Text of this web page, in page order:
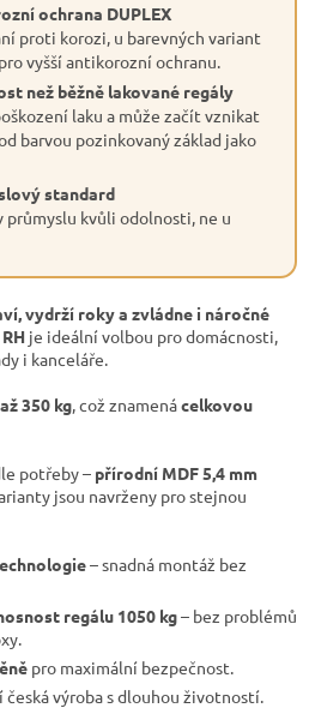
ochrana DUPLEX
proti korozi, u barevných variant
vyšší antikorozní ochranu.
než běžně lakované regály
laku a může začít vznikat
barvou pozinkovaný základ jako
standard
průmyslu kvůli odolnosti, ne u
vydrží roky a zvládne i náročné
je ideální volbou pro domácnosti,
i kanceláře.
350 kg, což znamenácelkovou
potřeby – přírodní MDF 5,4 mm
jsou navrženy pro stejnou
– snadná montáž bez
regálu 1050 kg– bez problémů
pro maximální bezpečnost.
česká výroba s dlouhou životností.